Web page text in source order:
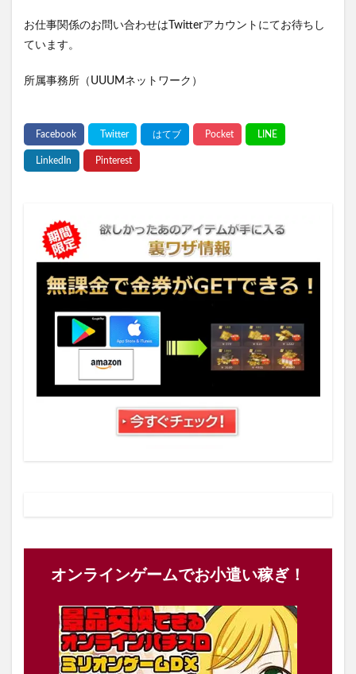
お仕事関係のお問い合わせはTwitterアカウントにてお待ちし
ています。
所属事務所（UUUMネットワーク）
オンラインゲームでお小遣い稼ぎ！